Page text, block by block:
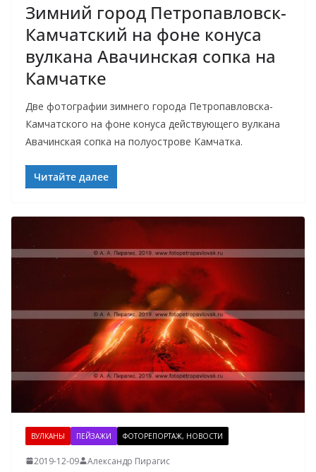
Зимний город Петропавловск-
Камчатский на фоне конуса
вулкана Авачинская сопка на
Камчатке
Две фотографии зимнего города Петропавловска-
Камчатского на фоне конуса действующего вулкана
Авачинская сопка на полуострове Камчатка.
Читайте далее
ВУЛКАНЫ ПЕЙЗАЖИ ФОТОРЕПОРТАЖ, НОВОСТИ
2019-12-09 Александр Пирагис